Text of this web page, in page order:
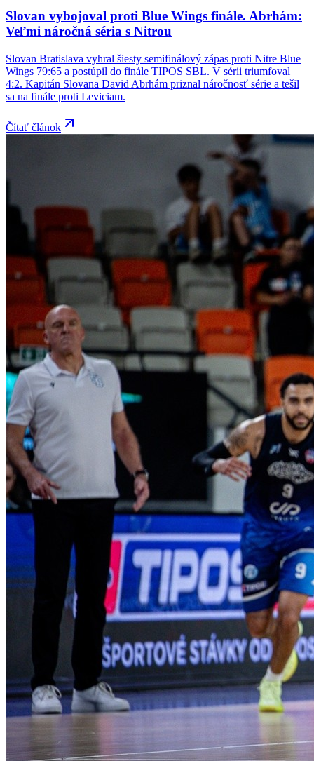
Slovan vybojoval proti Blue Wings finále. Abrhám:
Veľmi náročná séria s Nitrou
Slovan Bratislava vyhral šiesty semifinálový zápas proti Nitre Blue
Wings 79:65 a postúpil do finále TIPOS SBL. V sérii triumfoval
4:2. Kapitán Slovana David Abrhám priznal náročnosť série a tešil
sa na finále proti Leviciam.
Čítať článok